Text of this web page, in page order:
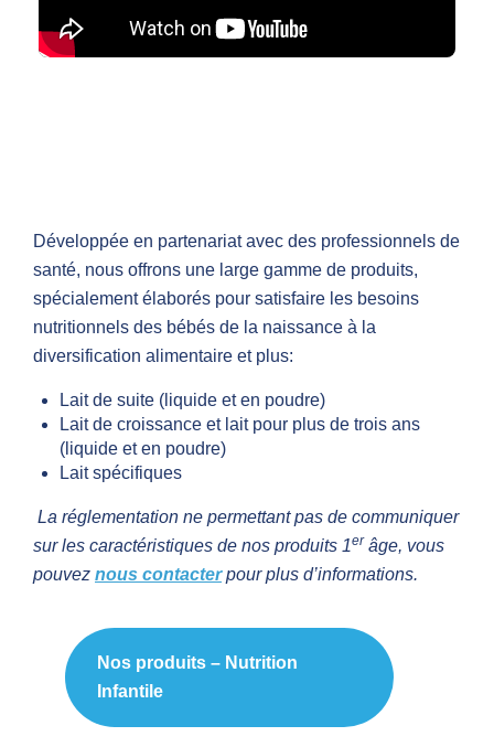
Développée en partenariat avec des professionnels de
santé, nous offrons une large gamme de produits,
spécialement élaborés pour satisfaire les besoins
nutritionnels des bébés de la naissance à la
diversification alimentaire et plus:
Lait de suite (liquide et en poudre)
Lait de croissance et lait pour plus de trois ans
(liquide et en poudre)
Lait spécifiques
La réglementation ne permettant pas de communiquer
sur les caractéristiques de nos produits 1er âge, vous
pouvez nous contacterpour plus d’informations.
Nos produits – Nutrition
Infantile